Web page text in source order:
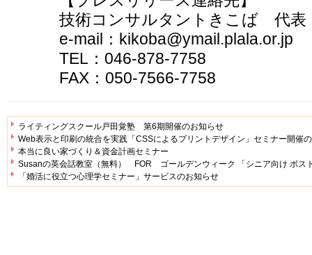
技術コンサルタントきこば 代
e-mail：kikoba@ymail.plala.or.jp
TEL：046-878-7758
FAX：050-7566-7758
ライティングスクール戸田覚塾 第6期開催のお知らせ
Web表示と印刷の統合を実践「CSSによるプリントデザイン」セミナー開催
本当に良い家づくり＆資金計画セミナー
Susanの英会話教室（無料） FOR ゴールデンウィーク 「シニア向け ボス
「婚活に役立つ心理学セミナー」サービスのお知らせ